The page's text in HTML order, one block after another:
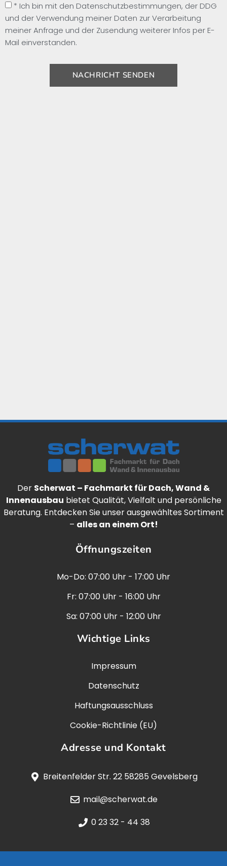
* Ich bin mit den Datenschutzbestimmungen, der DDG
und der Verwendung meiner Daten zur Verarbeitung
meiner Anfrage und der Zusendung weiterer Infos per E-
Mail einverstanden.
NACHRICHT SENDEN
Der Scherwat – Fachmarkt für Dach, Wand &
Innenausbau bietet Qualität, Vielfalt und persönliche
Beratung. Entdecken Sie unser ausgewähltes Sortiment
– alles an einem Ort!
Öffnungszeiten
Mo-Do: 07:00 Uhr - 17:00 Uhr
Fr: 07:00 Uhr - 16:00 Uhr
Sa: 07:00 Uhr - 12:00 Uhr
Wichtige Links
Impressum
Datenschutz
Haftungsausschluss
Cookie-Richtlinie (EU)
Adresse und Kontakt
Breitenfelder Str. 22 58285 Gevelsberg
mail@scherwat.de
0 23 32 - 44 38